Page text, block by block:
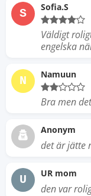
S Sofia.S
Väldigt
engelska
N Namuun
Bra men
Anonym
det är jätte
U UR mom
den var